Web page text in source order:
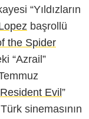
“Yıldızların
başrollü
the Spider
“Azrail”
Resident Evil ”
sinemasının